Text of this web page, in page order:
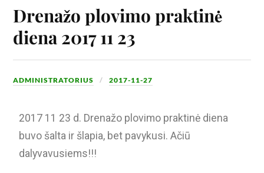
Drenažo plovimo praktinė
diena 2017 11 23
ADMINISTRATORIUS 2017-11-27
2017 11 23 d. Drenažo plovimo praktinė diena
buvo šalta ir šlapia, bet pavykusi. Ačiū
dalyvavusiems!!!